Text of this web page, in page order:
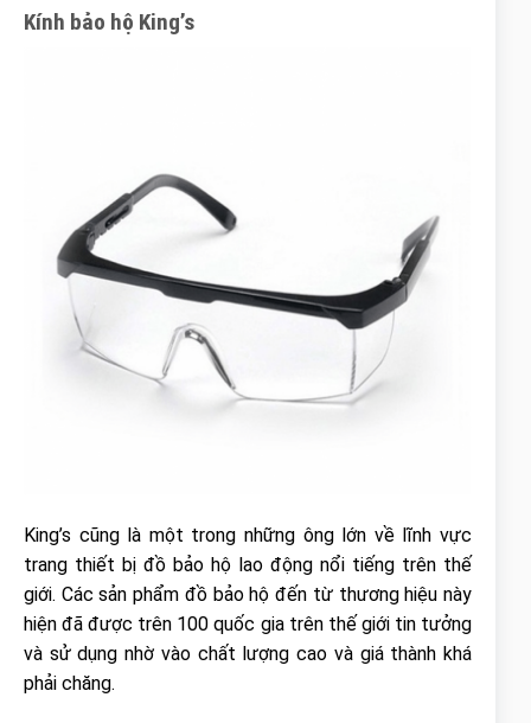
Kính bảo hộ King’s
King’s cũng là một trong những ông lớn về lĩnh vực
trang thiết bị đồ bảo hộ lao động nổi tiếng trên thế
giới. Các sản phẩm đồ bảo hộ đến từ thương hiệu này
hiện đã được trên 100 quốc gia trên thế giới tin tưởng
và sử dụng nhờ vào chất lượng cao và giá thành khá
phải chăng.